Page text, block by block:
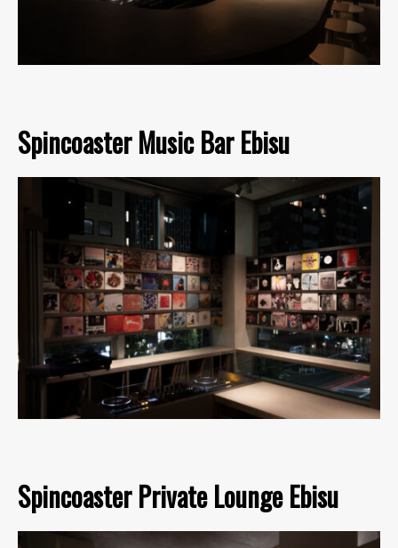
Spincoaster Music Bar Ebisu
Spincoaster Private Lounge Ebisu